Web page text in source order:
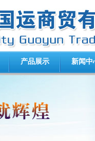
产品展示 新闻中